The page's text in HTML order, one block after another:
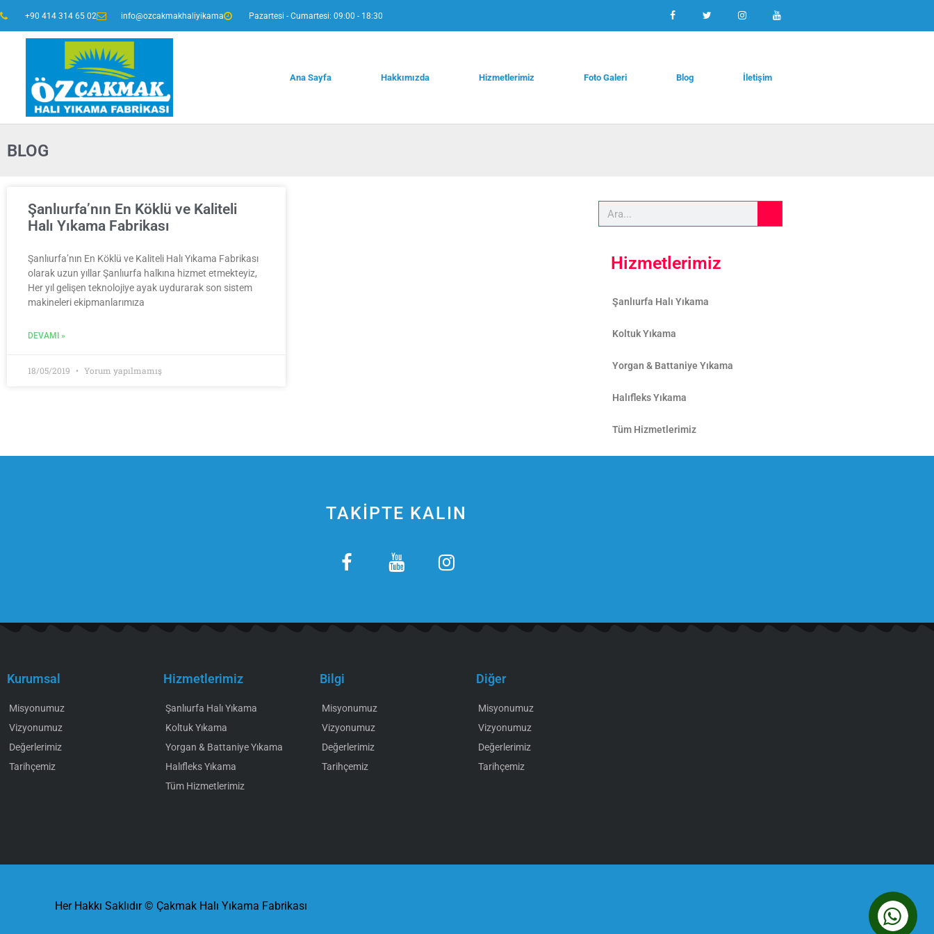
+90 414 314 65 02 info@ozcakmakhaliyikama Pazartesi - Cumartesi: 09:00 - 18:30
Ana Sayfa Hakkımızda Hizmetlerimiz Foto Galeri Blog İletişim
BLOG
Şanlıurfa’nın En Köklü ve Kaliteli
Halı Yıkama Fabrikası
Şanlıurfa’nın En Köklü ve Kaliteli Halı Yıkama Fabrikası
olarak uzun yıllar Şanlıurfa halkına hizmet etmekteyiz,
Her yıl gelişen teknolojiye ayak uydurarak son sistem
makineleri ekipmanlarımıza
DEVAMI »
18/05/2019 Yorum yapılmamış
Hizmetlerimiz
Şanlıurfa Halı Yıkama
Koltuk Yıkama
Yorgan & Battaniye Yıkama
Halıfleks Yıkama
Tüm Hizmetlerimiz
TAKİPTE KALIN
Kurumsal
Misyonumuz
Vizyonumuz
Değerlerimiz
Tarihçemiz
Hizmetlerimiz
Şanlıurfa Halı Yıkama
Koltuk Yıkama
Yorgan & Battaniye Yıkama
Halıfleks Yıkama
Tüm Hizmetlerimiz
Bilgi
Misyonumuz
Vizyonumuz
Değerlerimiz
Tarihçemiz
Diğer
Misyonumuz
Vizyonumuz
Değerlerimiz
Tarihçemiz
Her Hakkı Saklıdır © Çakmak Halı Yıkama Fabrikası